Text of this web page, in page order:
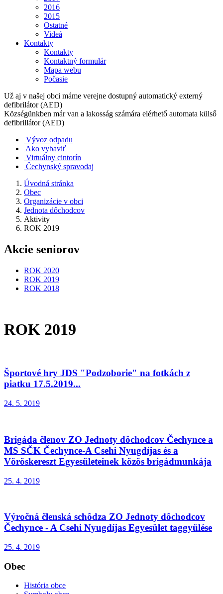
2016
2015
Ostatné
Videá
Kontakty
Kontakty
Kontaktný formulár
Mapa webu
Počasie
Už aj v našej obci máme verejne dostupný automatický externý
defibrilátor (AED)
Községünkben már van a lakosság számára elérhető automata külső
defibrillátor (AED)
Vývoz odpadu
Ako vybaviť
Virtuálny cintorín
Čechynský spravodaj
Úvodná stránka
Obec
Organizácie v obci
Jednota dôchodcov
Aktivity
ROK 2019
Akcie seniorov
ROK 2020
ROK 2019
ROK 2018
ROK 2019
Športové hry JDS "Podzoborie" na fotkách z
piatku 17.5.2019...
24. 5. 2019
Brigáda členov ZO Jednoty dôchodcov Čechynce a
MS SČK Čechynce-A Csehi Nyugdíjas és a
Vöröskereszt Egyesületeinek közös brigádmunkája
25. 4. 2019
Výročná členská schôdza ZO Jednoty dôchodcov
Čechynce - A Csehi Nyugdíjas Egyesület taggyülése
25. 4. 2019
Obec
História obce